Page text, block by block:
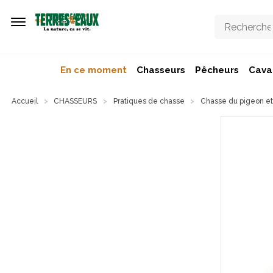
En ce moment Chasseurs Pêcheurs
Accueil CHASSEURS Pratiques de chasse Chasse du pigeon